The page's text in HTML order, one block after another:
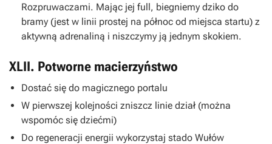
Rozpruwaczami. Mając jej full, biegniemy dziko do
bramy (jest w linii prostej na północ od miejsca startu) z
aktywną adrenaliną i niszczymy ją jednym skokiem.
XLII. Potworne macierzyństwo
Dostać się do magicznego portalu
W pierwszej kolejności zniszcz linie dział (można
wspomóc się dziećmi)
Do regeneracji energii wykorzystaj stado Wułów